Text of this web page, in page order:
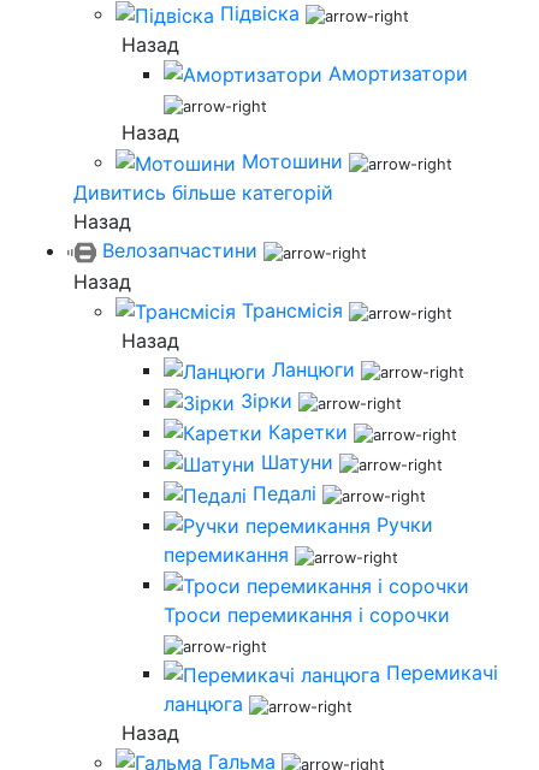
Підвіска
Назад
Амортизатори
Назад
Мотошини
Дивитись більше категорій
Назад
Велозапчастини
Назад
Трансмісія
Назад
Ланцюги
Зірки
Каретки
Шатуни
Педалі
Ручки
перемикання
Троси перемикання і сорочки
Перемикачі
ланцюга
Назад
Гальма